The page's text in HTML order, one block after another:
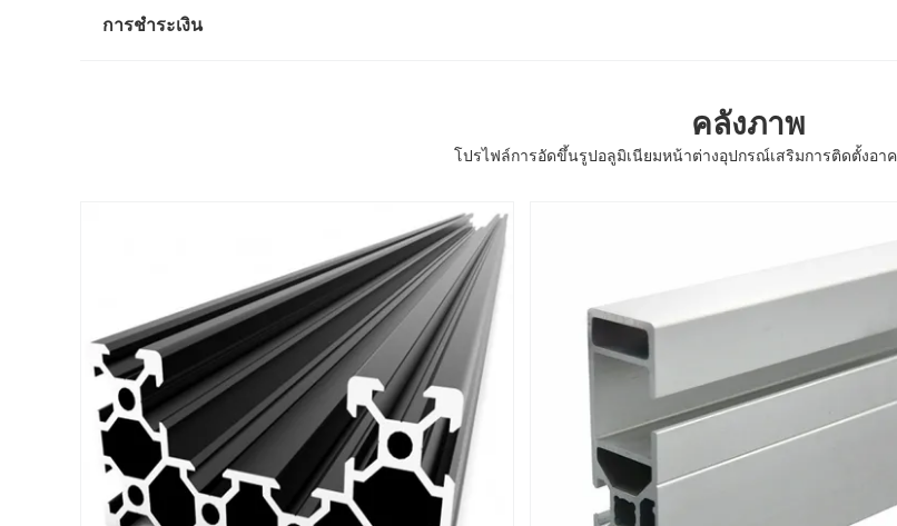
การชำระเงิน
คลังภาพ
โปรไฟล์การอัดขึ้นรูปอลูมิเนียมหน้าต่างอุปกรณ์เสริมการติดตั้งอา